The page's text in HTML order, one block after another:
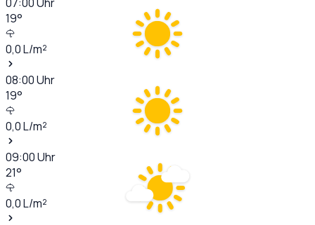
19°
0,0L/m²
08:00Uhr
19°
0,0L/m²
09:00Uhr
21°
0,0L/m²